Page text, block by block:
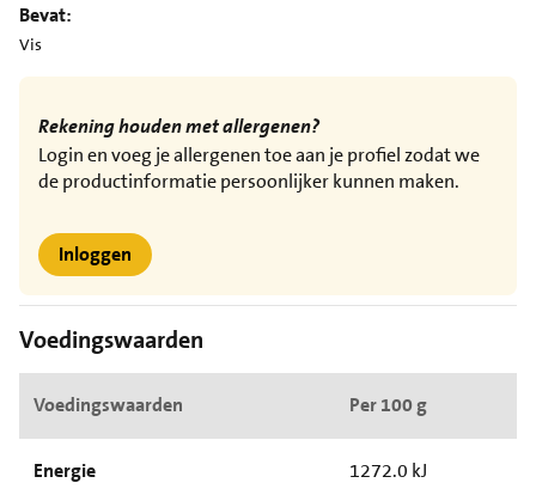
Bevat:
Vis
Rekening houden met allergenen?
Login en voeg je allergenen toe aan je profiel zodat we
de productinformatie persoonlijker kunnen maken.
Inloggen
Voedingswaarden
Voedingswaarden Per 100 g
Energie 1272.0 kJ